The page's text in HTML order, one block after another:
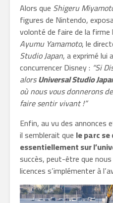
Alors que Shigeru
figures de Nintendo,
volonté de faire de la firme
Ayumu Yamamoto, le
Studio Japan, a exprimé
concurrencer Disney : “Si
alorsUniversal Studio
où nous vous donnerons
faire sentir vivant !”
Enfin, au vu des
il semblerait que le parc
essentiellement sur
succès, peut-être que
licences s’implémenter à